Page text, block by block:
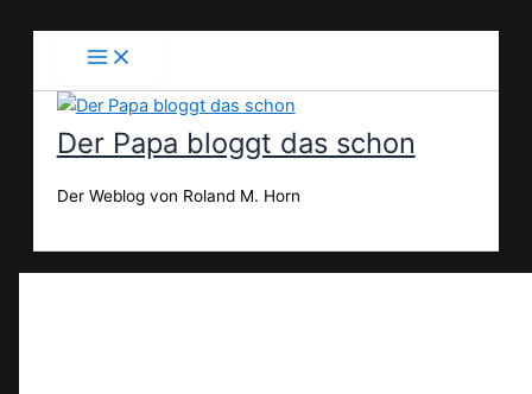
Der Papa bloggt das schon
Der Weblog von Roland M. Horn